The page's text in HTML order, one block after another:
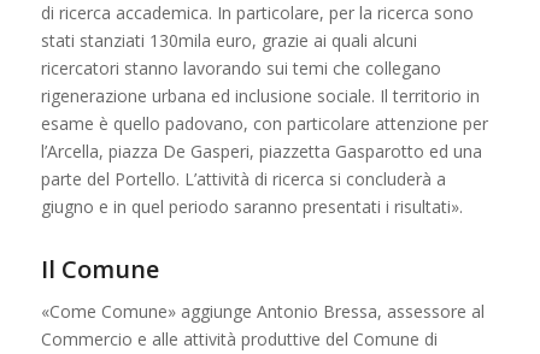
di ricerca accademica. In particolare, per la ricerca sono
stati stanziati 130mila euro, grazie ai quali alcuni
ricercatori stanno lavorando sui temi che collegano
rigenerazione urbana ed inclusione sociale. Il territorio in
esame è quello padovano, con particolare attenzione per
l’Arcella, piazza De Gasperi, piazzetta Gasparotto ed una
parte del Portello. L’attività di ricerca si concluderà a
giugno e in quel periodo saranno presentati i risultati».
Il Comune
«Come Comune» aggiunge Antonio Bressa, assessore al
Commercio e alle attività produttive del Comune di